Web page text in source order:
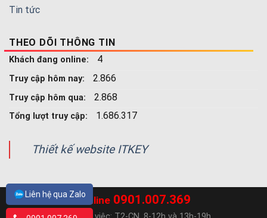
Tin tức
THEO DÕI THÔNG TIN
Khách đang online: 4
Truy cập hôm nay: 2.866
Truy cập hôm qua: 2.868
Tổng lượt truy cập: 1.686.317
Thiết kế website ITKEY
Hotline 0901.007.369
Liên hệ qua Zalo